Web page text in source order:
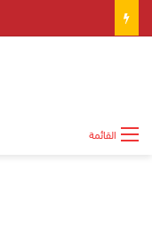
القائمة